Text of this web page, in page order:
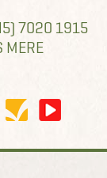
7020 1915